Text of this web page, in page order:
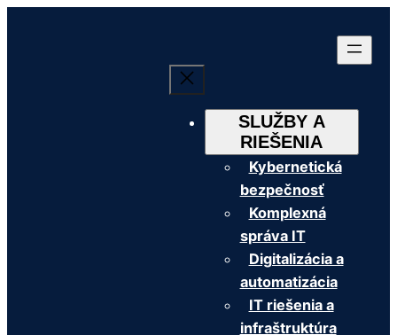
SLUŽBY A
RIEŠENIA
Kybernetická
bezpečnosť
Komplexná
správa IT
Digitalizácia a
automatizácia
IT riešenia a
infraštruktúra